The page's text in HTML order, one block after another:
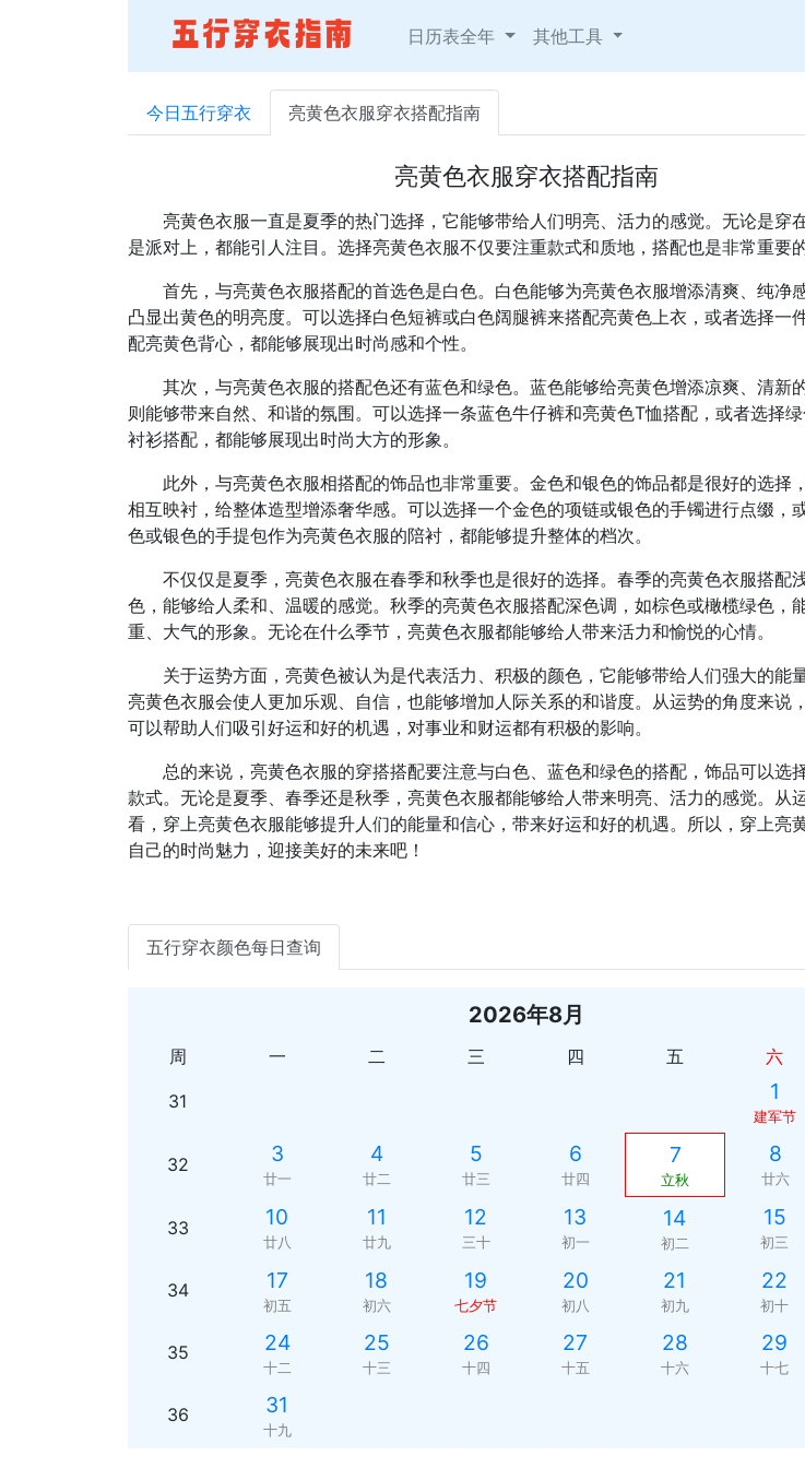
日历表全年 其他工具
今日五行穿衣 亮黄色衣服穿衣搭配指南
亮黄色衣服穿衣搭配指南
亮黄色衣服一直是夏季的热门选择，它能够带给人们明亮、活力的感觉。无论是穿
是派对上，都能引人注目。选择亮黄色衣服不仅要注重款式和质地，搭配也是非常重要的
首先，与亮黄色衣服搭配的首选色是白色。白色能够为亮黄色衣服增添清爽、纯净
凸显出黄色的明亮度。可以选择白色短裤或白色阔腿裤来搭配亮黄色上衣，或者选择一
配亮黄色背心，都能够展现出时尚感和个性。
其次，与亮黄色衣服的搭配色还有蓝色和绿色。蓝色能够给亮黄色增添凉爽、清新
则能够带来自然、和谐的氛围。可以选择一条蓝色牛仔裤和亮黄色T恤搭配，或者选择
衬衫搭配，都能够展现出时尚大方的形象。
此外，与亮黄色衣服相搭配的饰品也非常重要。金色和银色的饰品都是很好的选择
相互映衬，给整体造型增添奢华感。可以选择一个金色的项链或银色的手镯进行点缀，
色或银色的手提包作为亮黄色衣服的陪衬，都能够提升整体的档次。
不仅仅是夏季，亮黄色衣服在春季和秋季也是很好的选择。春季的亮黄色衣服搭配
色，能够给人柔和、温暖的感觉。秋季的亮黄色衣服搭配深色调，如棕色或橄榄绿色，
重、大气的形象。无论在什么季节，亮黄色衣服都能够给人带来活力和愉悦的心情。
关于运势方面，亮黄色被认为是代表活力、积极的颜色，它能够带给人们强大的能
亮黄色衣服会使人更加乐观、自信，也能够增加人际关系的和谐度。从运势的角度来说
可以帮助人们吸引好运和好的机遇，对事业和财运都有积极的影响。
总的来说，亮黄色衣服的穿搭搭配要注意与白色、蓝色和绿色的搭配，饰品可以选
款式。无论是夏季、春季还是秋季，亮黄色衣服都能够给人带来明亮、活力的感觉。从
看，穿上亮黄色衣服能够提升人们的能量和信心，带来好运和好的机遇。所以，穿上亮
自己的时尚魅力，迎接美好的未来吧！
五行穿衣颜色每日查询
2026年8月
周 一 二 三 四 五 六
31 1
建军节
32 3
廿一
4
廿二
5
廿三
6
廿四
7
立秋
8
廿六
33 10
廿八
11
廿九
12
三十
13
初一
14
初二
15
初三
34 17
初五
18
初六
19
七夕节
20
初八
21
初九
22
初十
35 24
十二
25
十三
26
十四
27
十五
28
十六
29
十七
36 31
十九